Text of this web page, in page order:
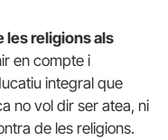
les religions als
en compte i
integral que
no vol dir ser atea, ni
de les religions.